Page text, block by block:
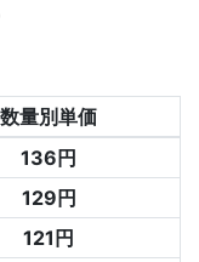
数量別単価
136円
129円
121円